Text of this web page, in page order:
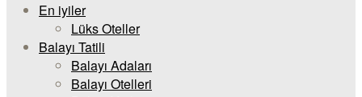
En iyiler
Lüks Oteller
Balayı Tatili
Balayı Adaları
Balayı Otelleri